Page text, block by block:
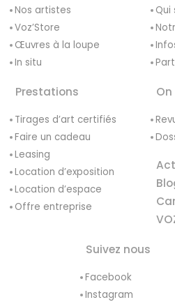
Nos artistes
Voz’Store
Œuvres à la loupe
In situ
Qui
Prestations
Tirages d’art certifiés
Faire un cadeau
Leasing
Location d’exposition
Location d’espace
Offre entreprise
Suivez nous
Facebook
Instagram